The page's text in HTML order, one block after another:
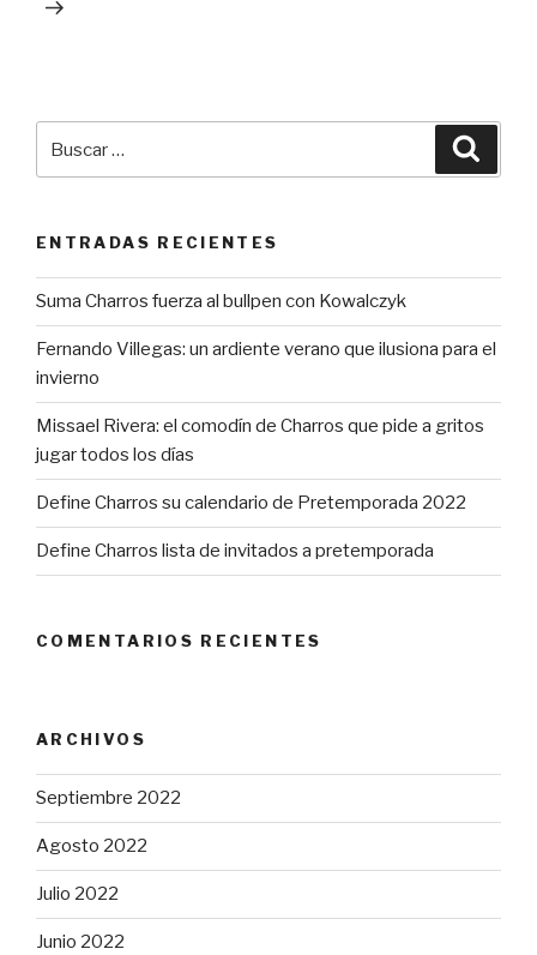
ENTRADAS RECIENTES
Suma Charros fuerza al bullpen con Kowalczyk
Fernando Villegas: un ardiente verano que ilusiona para el
invierno
Missael Rivera: el comodín de Charros que pide a gritos
jugar todos los días
Define Charros su calendario de Pretemporada 2022
Define Charros lista de invitados a pretemporada
COMENTARIOS RECIENTES
ARCHIVOS
Septiembre 2022
Agosto 2022
Julio 2022
Junio 2022